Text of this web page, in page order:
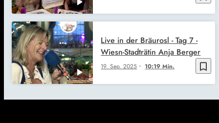
bookmark_border
19. Sep. 2025 10:19 Min.
Live in der Bräurosl - Tag 7 -
Wiesn-Stadträtin Anja Berger